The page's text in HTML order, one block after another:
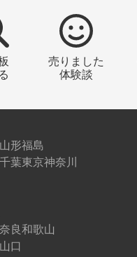
売りました
体験談
山形福島
千葉東京神奈川
奈良和歌山
山口